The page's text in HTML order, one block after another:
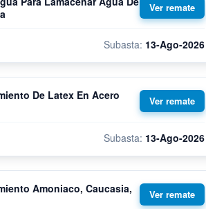
13-Ago-2026
De Latex En Acero
13-Ago-2026
Amoniaco, Caucasia,